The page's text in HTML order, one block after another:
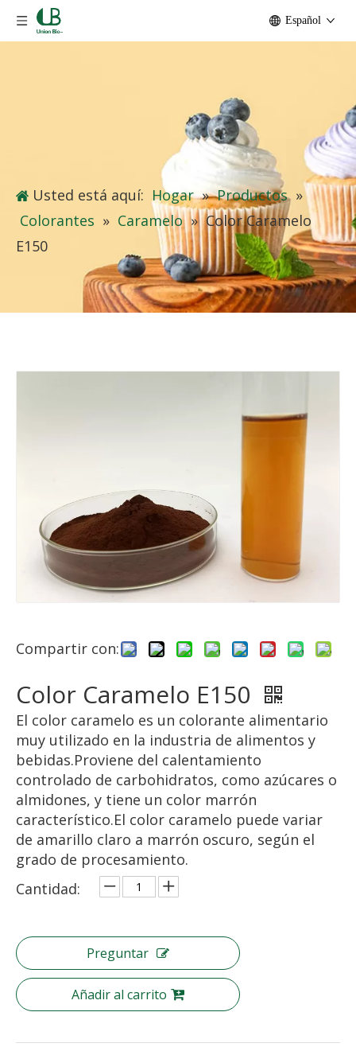
Español
Usted está aquí: Hogar » Productos »
Colorantes » Caramelo » Color Caramelo
E150
Compartir con:
Color Caramelo E150
El color caramelo es un colorante alimentario
muy utilizado en la industria de alimentos y
bebidas.Proviene del calentamiento
controlado de carbohidratos, como azúcares o
almidones, y tiene un color marrón
característico.El color caramelo puede variar
de amarillo claro a marrón oscuro, según el
grado de procesamiento.
Cantidad:
Preguntar
Añadir al carrito